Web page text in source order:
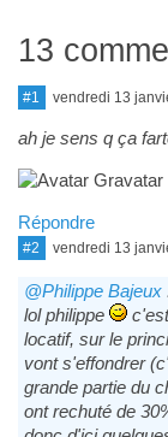
13
#1 vendredi 13
ah je sens q ça
Répondre
#2 vendredi 13
@Philippe Bajeux
lol philippe
c'est
locatif, sur le
vont s'effondrer
grande partie du
ont rechuté de